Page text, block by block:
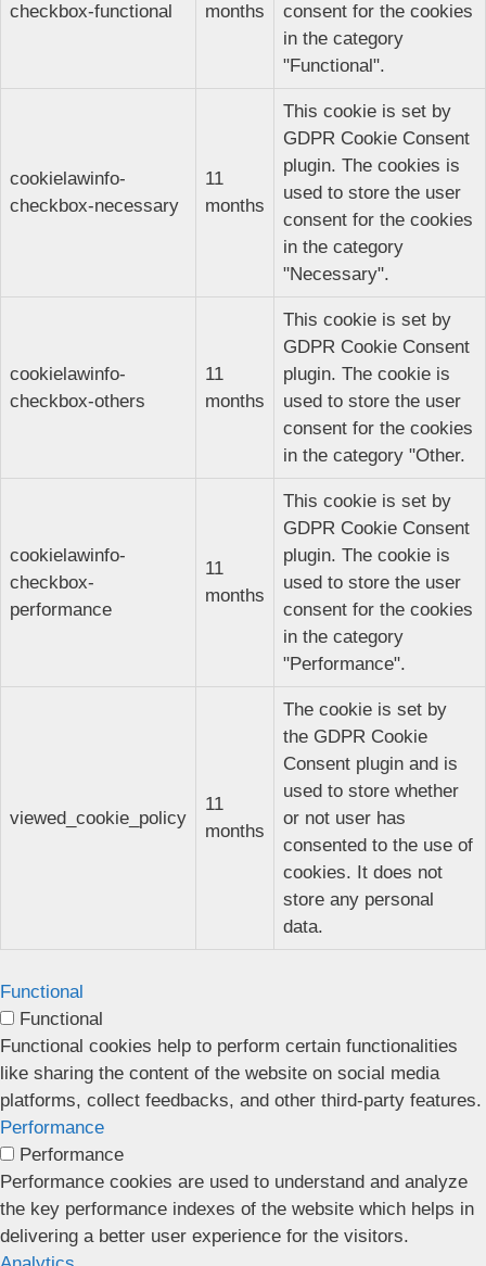
checkbox-functional
months
consent for the cookies
in the category
"Functional".
cookielawinfo-
checkbox-necessary
11
months
This cookie is set by
GDPR Cookie Consent
plugin. The cookies is
used to store the user
consent for the cookies
in the category
"Necessary".
cookielawinfo-
checkbox-others
11
months
This cookie is set by
GDPR Cookie Consent
plugin. The cookie is
used to store the user
consent for the cookies
in the category "Other.
cookielawinfo-
checkbox-
performance
11
months
This cookie is set by
GDPR Cookie Consent
plugin. The cookie is
used to store the user
consent for the cookies
in the category
"Performance".
viewed_cookie_policy
11
months
The cookie is set by
the GDPR Cookie
Consent plugin and is
used to store whether
or not user has
consented to the use of
cookies. It does not
store any personal
data.
Functional
Functional
Functional cookies help to perform certain functionalities
like sharing the content of the website on social media
platforms, collect feedbacks, and other third-party features.
Performance
Performance
Performance cookies are used to understand and analyze
the key performance indexes of the website which helps in
delivering a better user experience for the visitors.